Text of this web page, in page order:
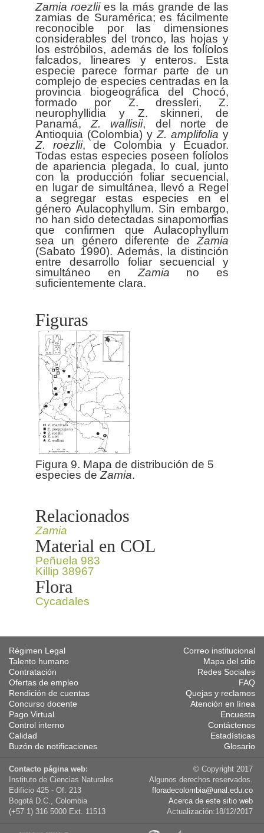
Zamia roezliies la más grande de las
zamias de Suramérica; es fácilmente
reconocible por las dimensiones
considerables del tronco, las hojas y
los estróbilos, además de los folíolos
falcados, lineares y enteros. Esta
especie parece formar parte de un
complejo de especies centradas en la
provincia biogeográfica del Chocó,
formado por Z. dressleri, Z.
neurophyllidia y Z. skinneri, de
Panamá,Z. wallisii, del norte de
Antioquia (Colombia) yZ. amplifolia y
Z. roezlii, de Colombia y Ecuador.
Todas estas especies poseen folíolos
de apariencia plegada, lo cual, junto
con la producción foliar secuencial,
en lugar de simultánea, llevó a Regel
a segregar estas especies en el
género Aulacophyllum. Sin embargo,
no han sido detectadas sinapomorfias
que confirmen que Aulacophyllum
sea un género diferente deZamia
(Sabato 1990). Además, la distinción
entre desarrollo foliar secuencial y
simultáneo en Zamia no es
Figuras
Figura 9. Mapa de distribución de 5
especies deZamia.
Relacionados
Zamia
Material en COL
Peñuela 983
Killip 38967
Flora
Cycadales
Régimen Legal
Talento humano
Contratación
Ofertas de empleo
Rendición de cuentas
Concurso docente
Pago Virtual
Control interno
Calidad
Buzón de notificaciones
Correo institucional
Mapa del sitio
Redes Sociales
FAQ
Quejas y reclamos
Atención en línea
Encuesta
Contáctenos
Estadísticas
Glosario
Contacto página web:
Instituto de Ciencias Naturales
Edificio 425 - Of. 213
Bogotá D.C., Colombia
(+57 1) 316 5000 Ext. 11513
© Copyright 2017
Algunos derechos reservados.
floradecolombia@unal.edu.co
Acerca de este sitio web
Actualización:18/12/2017